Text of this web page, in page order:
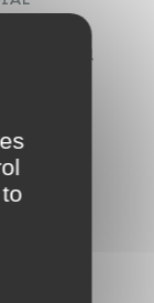
Social